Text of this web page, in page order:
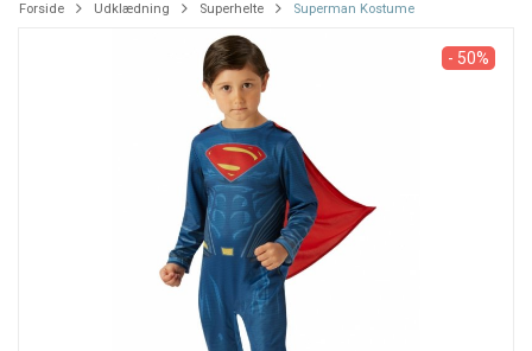
Forside Udklædning Superhelte Superman Kostume
- 50%